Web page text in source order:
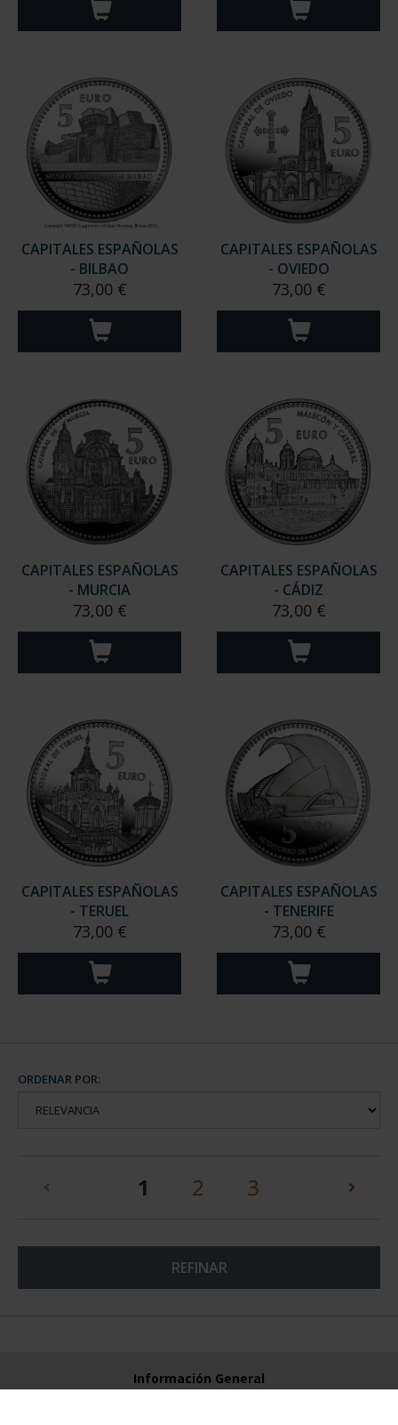
CAPITALES ESPAÑOLAS
- BILBAO
73,00 €
CAPITALES ESPAÑOLAS
- OVIEDO
73,00 €
CAPITALES ESPAÑOLAS
- MURCIA
73,00 €
CAPITALES ESPAÑOLAS
- CÁDIZ
73,00 €
CAPITALES ESPAÑOLAS
- TERUEL
73,00 €
CAPITALES ESPAÑOLAS
- TENERIFE
73,00 €
ORDENAR POR:
1 (current)
2 3
REFINAR
Información General